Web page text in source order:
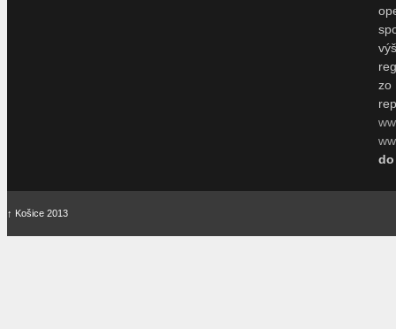
↑ Košice 2013